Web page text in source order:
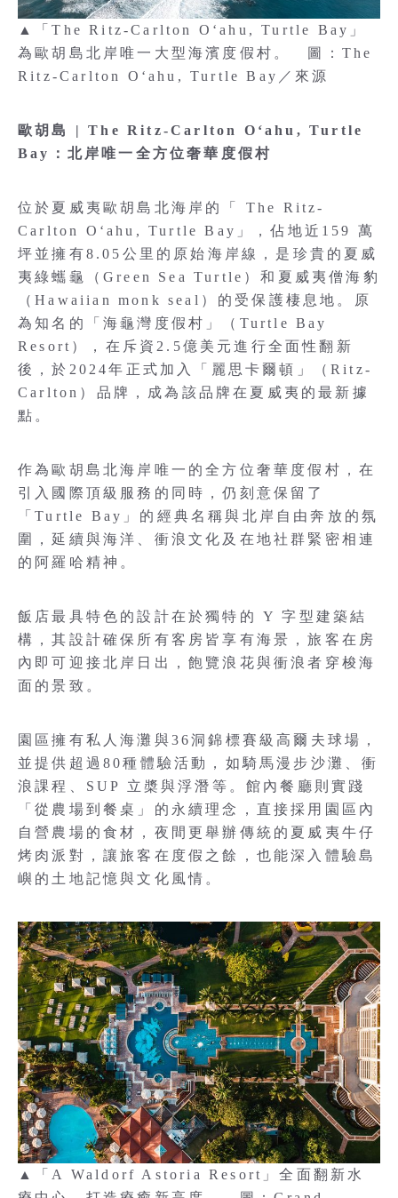
▲「The Ritz-Carlton O‘ahu, Turtle Bay」
為歐胡島北岸唯一大型海濱度假村。 圖：The
Ritz-Carlton O‘ahu, Turtle Bay／來源
歐胡島 | The Ritz-Carlton O‘ahu, Turtle
Bay：北岸唯一全方位奢華度假村
位於夏威夷歐胡島北海岸的「 The Ritz-
Carlton O‘ahu, Turtle Bay」，佔地近159 萬
坪並擁有8.05公里的原始海岸線，是珍貴的夏威
夷綠蠵龜（Green Sea Turtle）和夏威夷僧海豹
（Hawaiian monk seal）的受保護棲息地。原
為知名的「海龜灣度假村」（Turtle Bay
Resort），在斥資2.5億美元進行全面性翻新
後，於2024年正式加入「麗思卡爾頓」（Ritz-
Carlton）品牌，成為該品牌在夏威夷的最新據
點。
作為歐胡島北海岸唯一的全方位奢華度假村，在
引入國際頂級服務的同時，仍刻意保留了
「Turtle Bay」的經典名稱與北岸自由奔放的氛
圍，延續與海洋、衝浪文化及在地社群緊密相連
的阿羅哈精神。
飯店最具特色的設計在於獨特的 Y 字型建築結
構，其設計確保所有客房皆享有海景，旅客在房
內即可迎接北岸日出，飽覽浪花與衝浪者穿梭海
面的景致。
園區擁有私人海灘與36洞錦標賽級高爾夫球場，
並提供超過80種體驗活動，如騎馬漫步沙灘、衝
浪課程、SUP 立槳與浮潛等。館內餐廳則實踐
「從農場到餐桌」的永續理念，直接採用園區內
自營農場的食材，夜間更舉辦傳統的夏威夷牛仔
烤肉派對，讓旅客在度假之餘，也能深入體驗島
嶼的土地記憶與文化風情。
▲「A Waldorf Astoria Resort」全面翻新水